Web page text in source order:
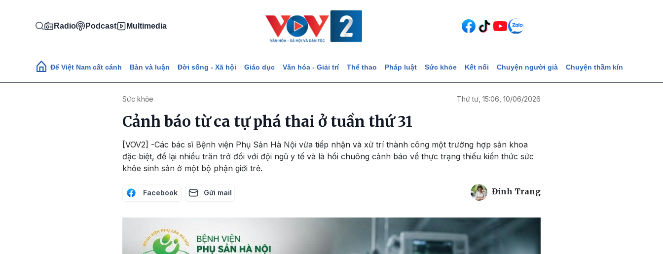
Radio Podcast Multimedia
Main navigation
Để Việt Nam cất cánh Bàn và luận Đời sống - Xã hội Giáo dục Văn hóa - Giải trí Thể thao Pháp luật Sức khỏe Kết nối Chuyện người già Chuyện thầm kín
Sức khỏe Thứ tư, 15:06, 10/06/2026
Cảnh báo từ ca tự phá thai ở tuần thứ 31
[VOV2] -Các bác sĩ Bệnh viện Phụ Sản Hà Nội vừa tiếp nhận và xử trí thành công một trường hợp sản khoa
đặc biệt, để lại nhiều trăn trở đối với đội ngũ y tế và là hồi chuông cảnh báo về thực trạng thiếu kiến thức sức
khỏe sinh sản ở một bộ phận giới trẻ.
Facebook Gửi mail Đinh Trang